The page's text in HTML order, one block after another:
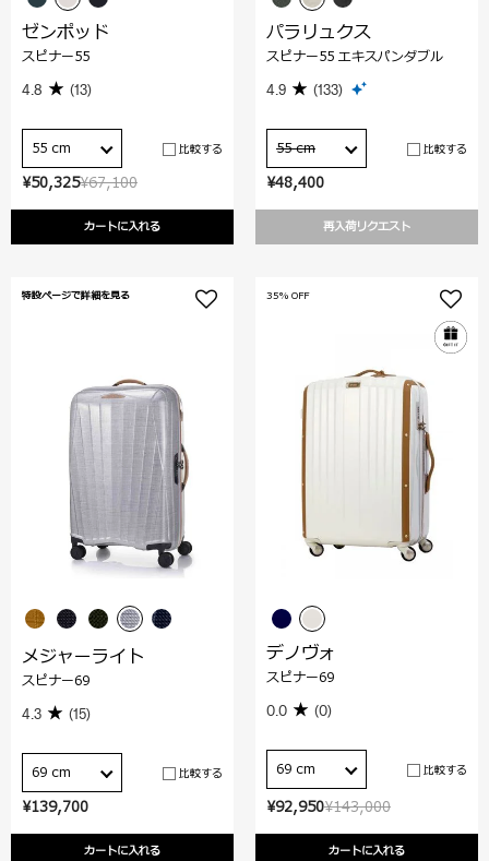
¥67,100
¥50,325
カートに入れる
ゼンポッド
スピナー55
4.8 (13)
55 cm 比較する
¥48,400
再入荷リクエスト
パラリュクス
スピナー55 エキスパンダブル
4.9 (133)
55 cm 比較する
¥139,700
カートに入れる
特設ページで詳細を見る
メジャーライト
スピナー69
4.3 (15)
69 cm 比較する
¥143,000
¥92,950
カートに入れる
35% OFF
デノヴォ
スピナー69
0.0 (0)
69 cm 比較する